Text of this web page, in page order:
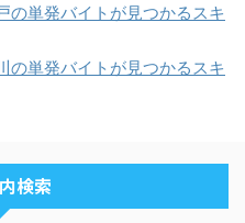
の単発バイトが見つかるスキ
の単発バイトが見つかるスキ
検索